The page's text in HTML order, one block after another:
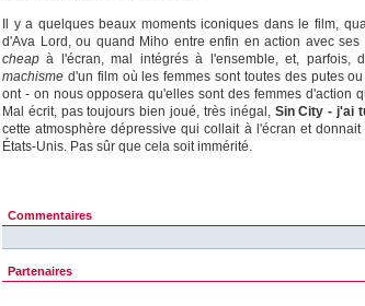
Il y a quelques beaux moments iconiques dans le film,
d'Ava Lord, ou quand Miho entre enfin en action avec
cheap à l'écran, mal intégrés à l'ensemble, et, parfois,
machisme d'un film où les femmes sont toutes des putes
ont - on nous opposera qu'elles sont des femmes d'action
Mal écrit, pas toujours bien joué, très inégal, Sin City - j'ai
cette atmosphère dépressive qui collait à l'écran et
États-Unis. Pas sûr que cela soit immérité.
Commentaires
Partenaires